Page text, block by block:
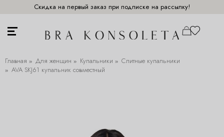
Скидка на первый заказ при подписке на рассылку!
Главная Для женщин Купальники
Слитные купальники
AVA SKJ61 купальник совместный